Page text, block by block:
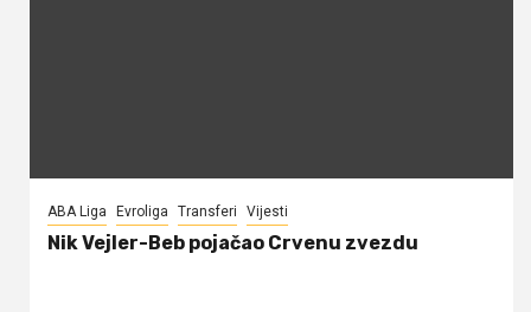
ABA Liga Evroliga Transferi Vijesti
Nik Vejler-Beb pojačao Crvenu zvezdu